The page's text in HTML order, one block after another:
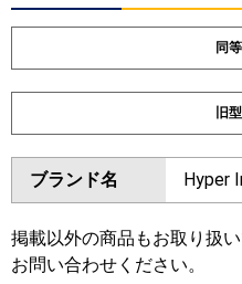
同
ダイキン
東芝
三菱電機 PDZ-
日立 RCB-
三菱重工
旧
ダイキン
東芝
ブランド名 Hyper
掲載以外の商品もお取り扱
お問い合わせください。